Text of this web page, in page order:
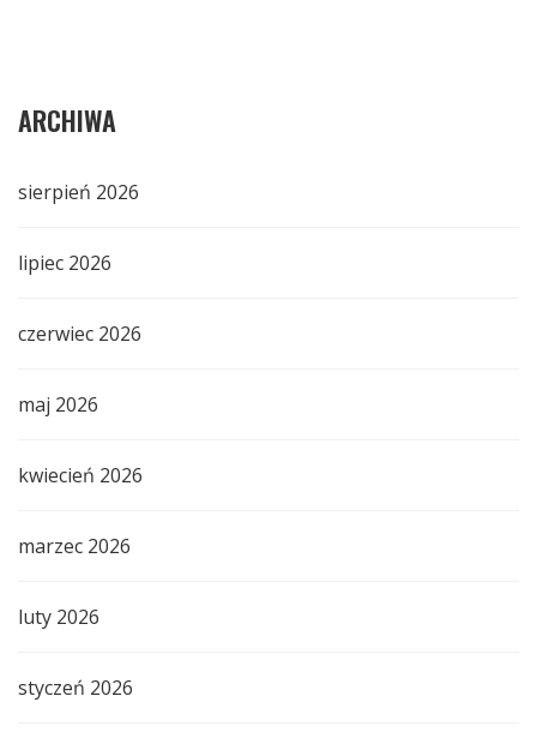
ARCHIWA
sierpień 2026
lipiec 2026
czerwiec 2026
maj 2026
kwiecień 2026
marzec 2026
luty 2026
styczeń 2026